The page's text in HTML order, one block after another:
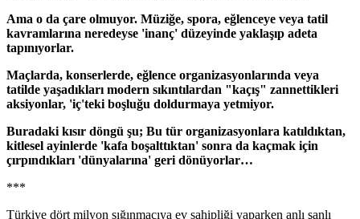
Ama o da çare olmuyor. Müziğe, spora, eğlenceye veya tatil
kavramlarına neredeyse 'inanç' düzeyinde yaklaşıp adeta
tapınıyorlar.
Maçlarda, konserlerde, eğlence organizasyonlarında veya
tatilde yaşadıkları modern sıkıntılardan "kaçış" zannettikleri
aksiyonlar, 'iç'teki boşluğu doldurmaya yetmiyor.
Buradaki kısır döngü şu; Bu tür organizasyonlara katıldıktan,
kitlesel ayinlerde 'kafa boşalttıktan' sonra da kaçmak için
çırpındıkları 'dünyalarına' geri dönüyorlar…
***
Türkiye dört milyon sığınmacıya ev sahipliği yaparken anlı şanlı